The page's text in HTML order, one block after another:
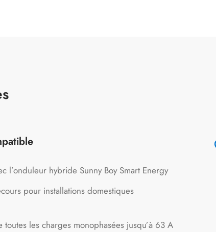
l’onduleur hybride Sunny Boy Smart Energy
pour installations domestiques
toutes les charges monophasées jusqu’à 63 A